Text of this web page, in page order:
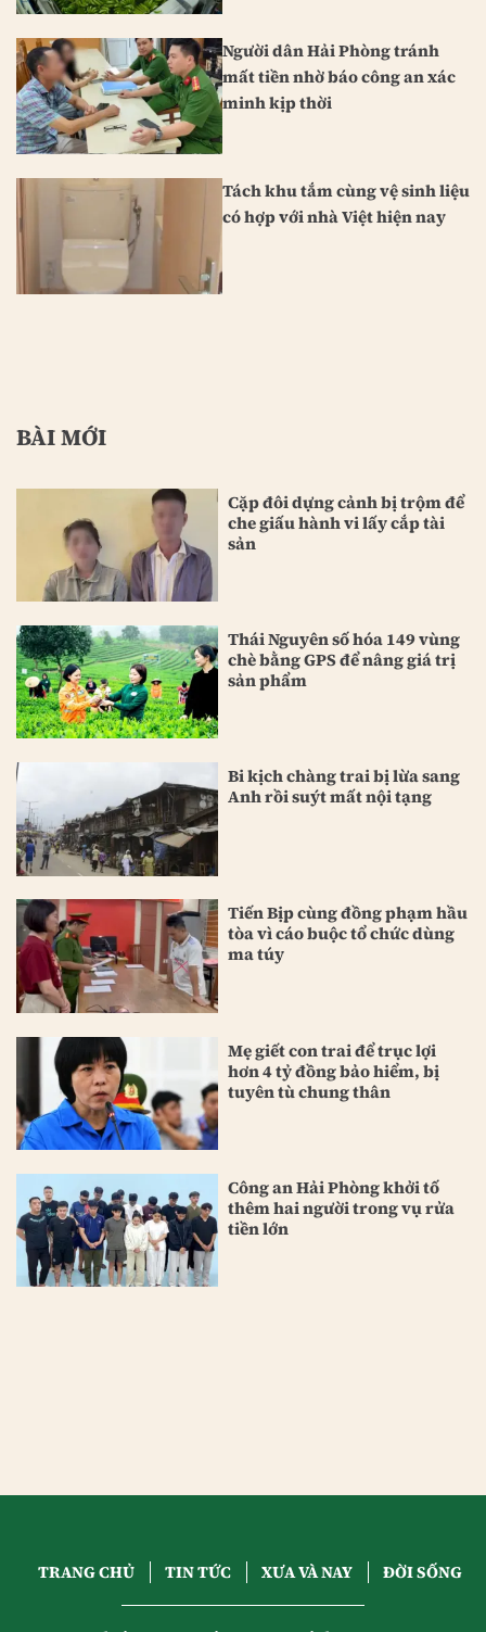
Người dân Hải Phòng tránh
mất tiền nhờ báo công an xác
minh kịp thời
Tách khu tắm cùng vệ sinh liệu
có hợp với nhà Việt hiện nay
BÀI MỚI
Cặp đôi dựng cảnh bị trộm để
che giấu hành vi lấy cắp tài
sản
Thái Nguyên số hóa 149 vùng
chè bằng GPS để nâng giá trị
sản phẩm
Bi kịch chàng trai bị lừa sang
Anh rồi suýt mất nội tạng
Tiến Bịp cùng đồng phạm hầu
tòa vì cáo buộc tổ chức dùng
ma túy
Mẹ giết con trai để trục lợi
hơn 4 tỷ đồng bảo hiểm, bị
tuyên tù chung thân
Công an Hải Phòng khởi tố
thêm hai người trong vụ rửa
tiền lớn
TRANG CHỦ TIN TỨC XƯA VÀ NAY ĐỜI SỐNG